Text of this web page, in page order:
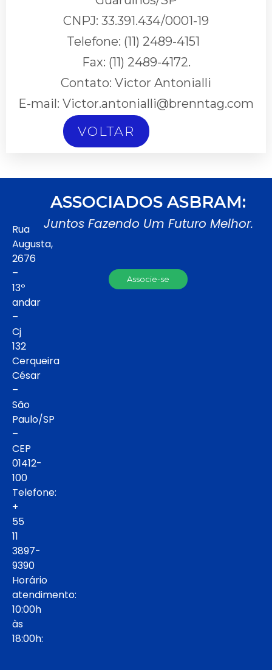
CNPJ: 33.391.434/0001-19
Telefone: (11) 2489-4151
Fax: (11) 2489-4172.
Contato: Victor Antonialli
E-mail: Victor.antonialli@brenntag.com
VOLTAR
Rua
Augusta,
2676
–
13º
andar
–
Cj
132
Cerqueira
César
–
São
Paulo/SP
–
CEP
01412-
100
Telefone:
+
55
11
3897-
9390
Horário
atendimento:
10:00h
às
18:00h:
ASSOCIADOS ASBRAM:
Juntos Fazendo Um Futuro Melhor.
Associe-se